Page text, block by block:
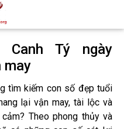
Tý ngày
may
tìm kiếm con số đẹp tuổi
lại vận may, tài lộc và
Theo phong thủy và